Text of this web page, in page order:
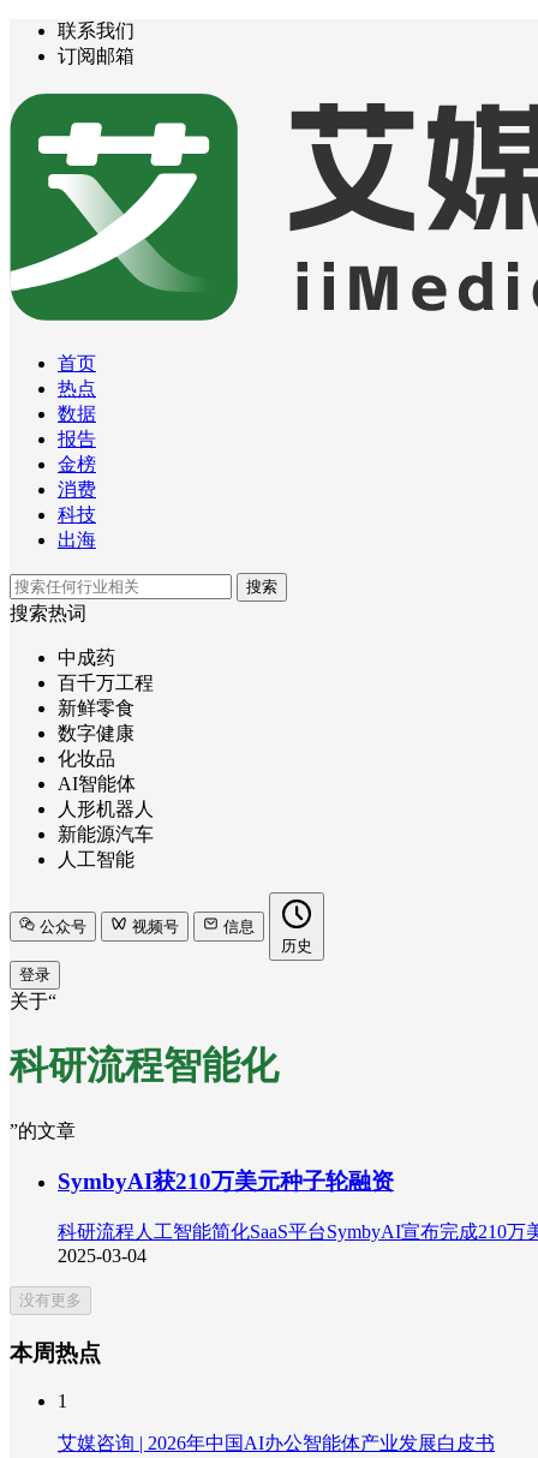
联系我们
订阅邮箱
首页
热点
数据
报告
金榜
消费
科技
出海
搜索
搜索热词
中成药
百千万工程
新鲜零食
数字健康
化妆品
AI智能体
人形机器人
新能源汽车
人工智能
公众号 视频号
信息
历史
登录
关于“
科研流程智能化
”的文章
SymbyAI获210万美元种子轮融资
科研流程人工智能简化SaaS平台SymbyAI宣布完成210万
2025-03-04
没有更多
本周热点
1
艾媒咨询 | 2026年中国AI办公智能体产业发展白皮书